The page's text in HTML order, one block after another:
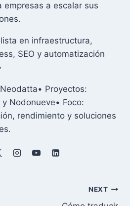
empresas a escalar sus
en infraestructura,
SEO y automatización
Proyectos:
y Nodonueve• Foco:
rendimiento y soluciones
NEXT